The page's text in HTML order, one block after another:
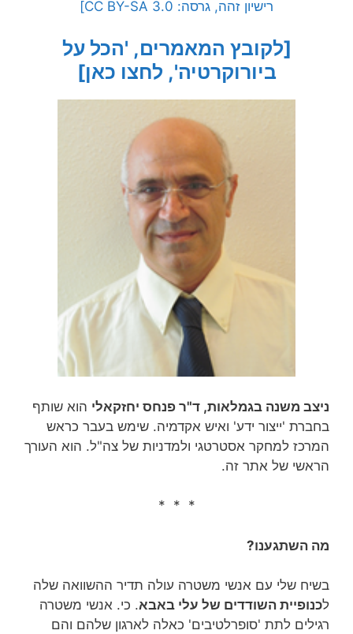
רישיון זהה, גרסה: CC BY-SA 3.0]
[לקובץ המאמרים, 'הכל על
ביורוקרטיה', לחצו כאן]
ניצב משנה בגמלאות, ד"ר פנחס יחזקאלי הוא שותף
בחברת 'ייצור ידע' ואיש אקדמיה. שימש בעבר כראש
המרכז למחקר אסטרטגי ולמדניות של צה"ל. הוא העורך
הראשי של אתר זה.
* * *
מה השתגענו?
בשיח שלי עם אנשי משטרה עולה תדיר ההשוואה שלה
לכנופיית השודדים של עלי באבא. כי. אנשי משטרה
רגילים לתת 'סופרלטיבים' כאלה לארגון שלהם והם